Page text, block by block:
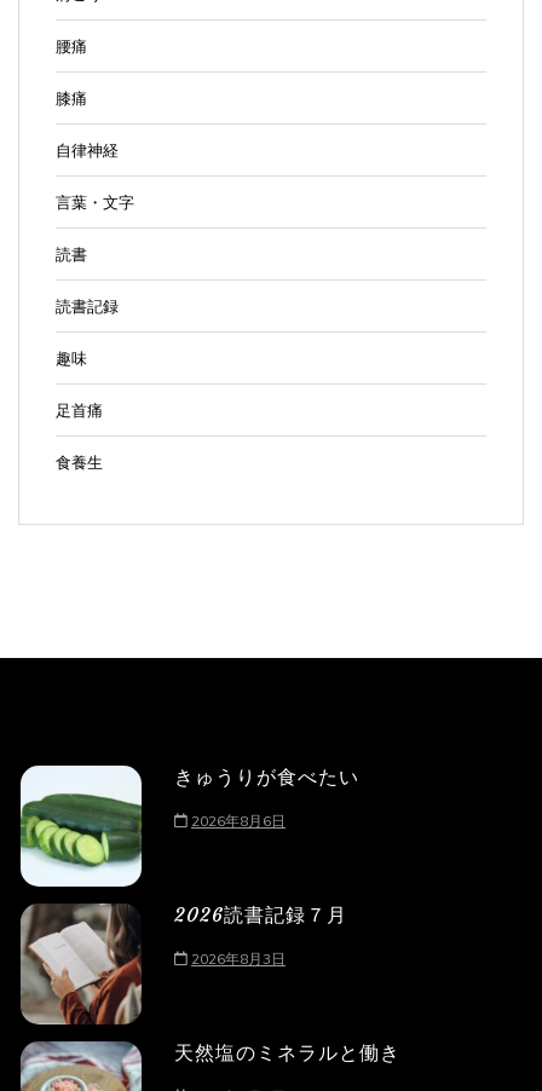
腰痛
膝痛
自律神経
言葉・文字
読書
読書記録
趣味
足首痛
食養生
きゅうりが食べたい
2026年8月6日
2026読書記録７月
2026年8月3日
天然塩のミネラルと働き